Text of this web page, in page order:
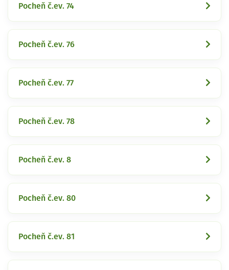
Pocheň č.ev. 74
Pocheň č.ev. 76
Pocheň č.ev. 77
Pocheň č.ev. 78
Pocheň č.ev. 8
Pocheň č.ev. 80
Pocheň č.ev. 81